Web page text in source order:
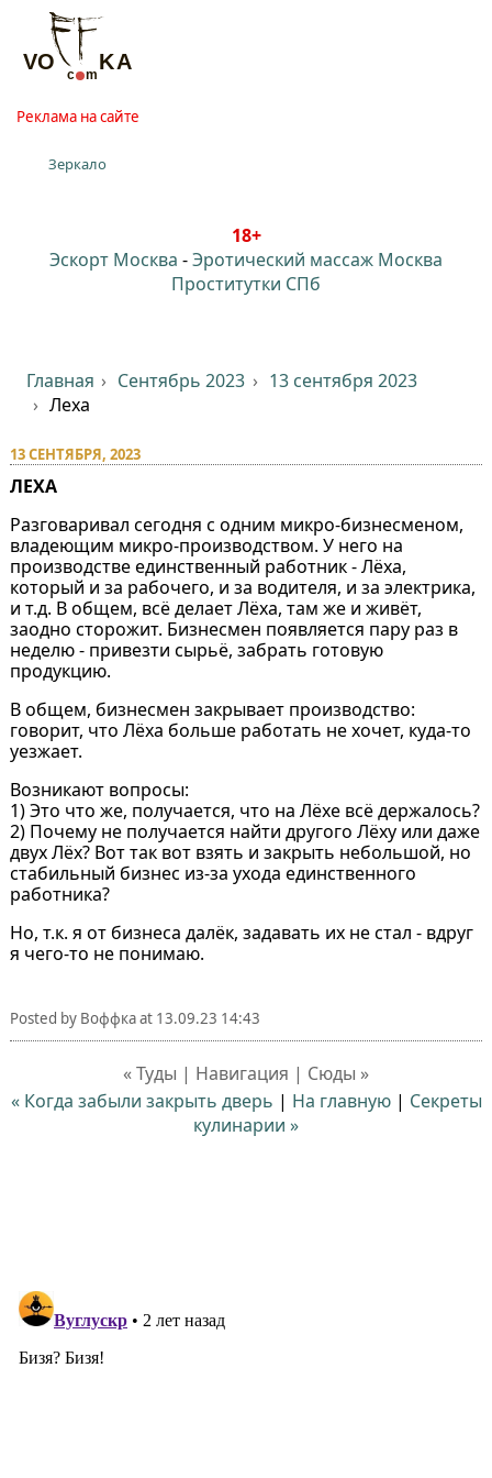
Реклама на сайте
Зеркало
18+
Эскорт Москва -Эротический массаж Москва
Проститутки СПб
Главная Сентябрь 2023
13 сентября 2023
Леха
13 СЕНТЯБРЯ, 2023
ЛЕХА
Разговаривал сегодня с одним микро-бизнесменом,
владеющим микро-производством. У него на
производстве единственный работник - Лёха,
который и за рабочего, и за водителя, и за электрика,
и т.д. В общем, всё делает Лёха, там же и живёт,
заодно сторожит. Бизнесмен появляется пару раз в
неделю - привезти сырьё, забрать готовую
продукцию.
В общем, бизнесмен закрывает производство:
говорит, что Лёха больше работать не хочет, куда-то
уезжает.
Возникают вопросы:
1) Это что же, получается, что на Лёхе всё держалось?
2) Почему не получается найти другого Лёху или даже
двух Лёх? Вот так вот взять и закрыть небольшой, но
стабильный бизнес из-за ухода единственного
работника?
Но, т.к. я от бизнеса далёк, задавать их не стал - вдруг
я чего-то не понимаю.
Posted by Воффкаat 13.09.23 14:43
« Туды | Навигация | Сюды »
« Когда забыли закрыть дверь | На главную| Секреты
кулинарии »